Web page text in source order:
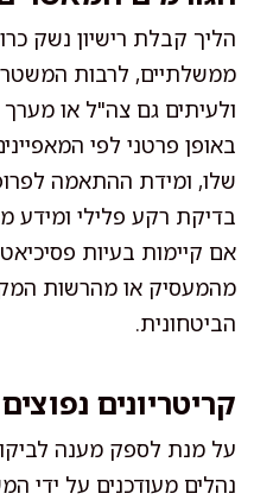
הליך קבלת רישיון נשק
ממשלתיים, לרבות
ולעיתים גם צה"ל או
באופן פרטני לפי
שלו, ומידת ההתאמה
בדיקת רקע פלילי ומידע
אם קיימות בעיות
מהמעסיק או מהרשות
הביטחונית.
קריטריונים
על מנת לספק מענה
נהלים מעודכנים על ידי